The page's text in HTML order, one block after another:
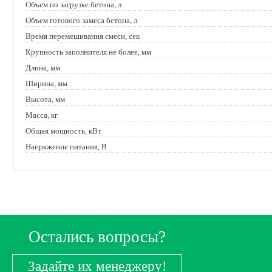
Объем по загрузке бетона, л
Объем готового замеса бетона, л
Время перемешивания смеси, сек
Крупность заполнителя не более, мм
Длина, мм
Ширина, мм
Высота, мм
Масса, кг
Общая мощность, кВт
Напряжение питания, В
Остались вопросы?
Задайте их менеджеру!